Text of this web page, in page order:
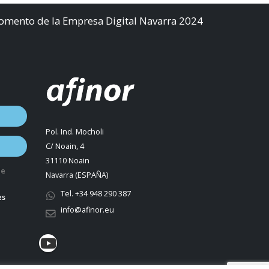
de la Empresa Digital Navarra 2024
Pol. Ind. Mocholi
C/ Noain, 4
31110 Noain
Navarra (ESPAÑA)
Tel. +34 948 290 387
info@afinor.eu